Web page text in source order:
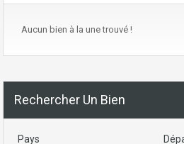
Aucun bien à la une trouvé !
Rechercher Un Bien
Pays